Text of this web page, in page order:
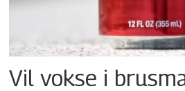
Vil vokse i